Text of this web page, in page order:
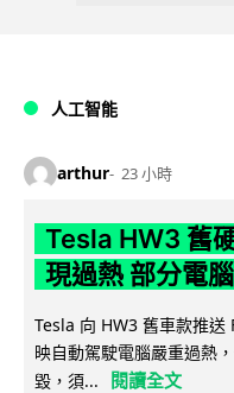
人工智能
arthur 23 小時
Tesla HW3 舊
現過熱 部分電
Tesla 向 HW3 舊車款推送
映自動駕駛電腦嚴重過熱
毀，須...
閱讀全文